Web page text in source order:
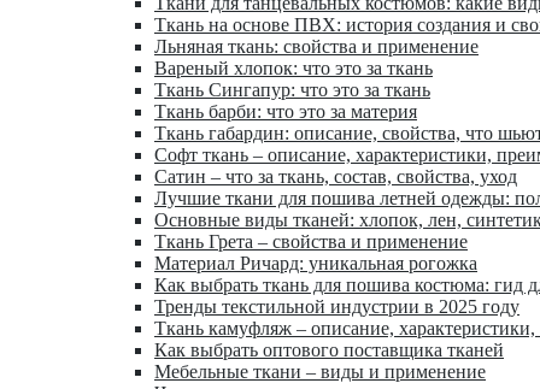
Ткань на основе ПВХ: история создания и
Льняная ткань: свойства и применение
Вареный хлопок: что это за ткань
Ткань Сингапур: что это за ткань
Ткань барби: что это за материя
Ткань габардин: описание, свойства, что
Софт ткань – описание, характеристики,
Сатин – что за ткань, состав, свойства, уход
Лучшие ткани для пошива летней одежды:
Основные виды тканей: хлопок, лен,
Ткань Грета – свойства и применение
Материал Ричард: уникальная рогожка
Как выбрать ткань для пошива костюма: гид
Тренды текстильной индустрии в 2025 году
Ткань камуфляж – описание,
Как выбрать оптового поставщика тканей
Мебельные ткани – виды и применение